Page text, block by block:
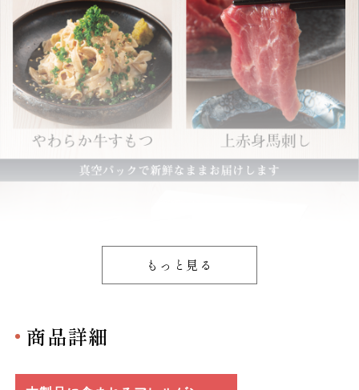
もっと見る
商品詳細